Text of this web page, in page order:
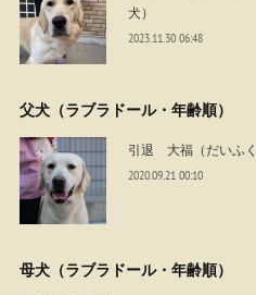
犬）
2023.11.30 06:48
父犬（ラブラドール・年齢順）
引退 大福（だいふく
2020.09.21 00:10
母犬（ラブラドール・年齢順）